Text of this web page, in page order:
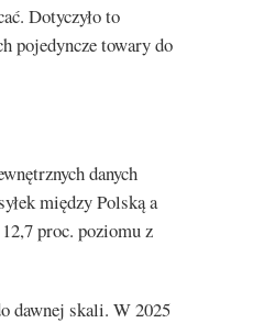
Dotyczyło to
pojedyncze towary do
danych
między Polską a
proc. poziomu z
dawnej skali. W 2025